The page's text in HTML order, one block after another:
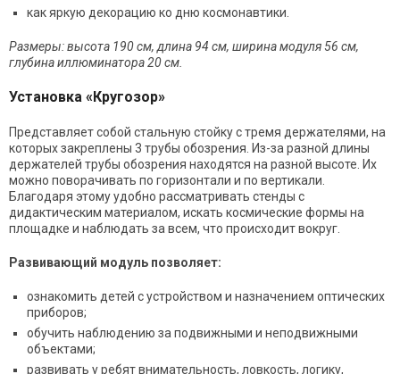
как яркую декорацию ко дню космонавтики.
Размеры: высота 190 см, длина 94 см, ширина модуля 56 см,
глубина иллюминатора 20 см.
Установка «Кругозор»
Представляет собой стальную стойку с тремя держателями, на
которых закреплены 3 трубы обозрения. Из-за разной длины
держателей трубы обозрения находятся на разной высоте. Их
можно поворачивать по горизонтали и по вертикали.
Благодаря этому удобно рассматривать стенды с
дидактическим материалом, искать космические формы на
площадке и наблюдать за всем, что происходит вокруг.
Развивающий модуль позволяет:
ознакомить детей с устройством и назначением оптических
приборов;
обучить наблюдению за подвижными и неподвижными
объектами;
развивать у ребят внимательность, ловкость, логику,